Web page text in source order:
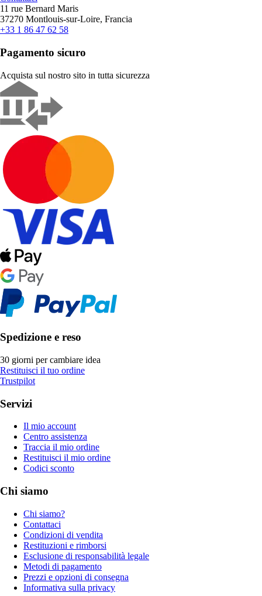
11 rue Bernard Maris
37270 Montlouis-sur-Loire, Francia
+33 1 86 47 62 58
Pagamento sicuro
Acquista sul nostro sito in tutta sicurezza
Spedizione e reso
30 giorni per cambiare idea
Restituisci il tuo ordine
Trustpilot
Servizi
Il mio account
Centro assistenza
Traccia il mio ordine
Restituisci il mio ordine
Codici sconto
Chi siamo
Chi siamo?
Contattaci
Condizioni di vendita
Restituzioni e rimborsi
Esclusione di responsabilità legale
Metodi di pagamento
Prezzi e opzioni di consegna
Informativa sulla privacy